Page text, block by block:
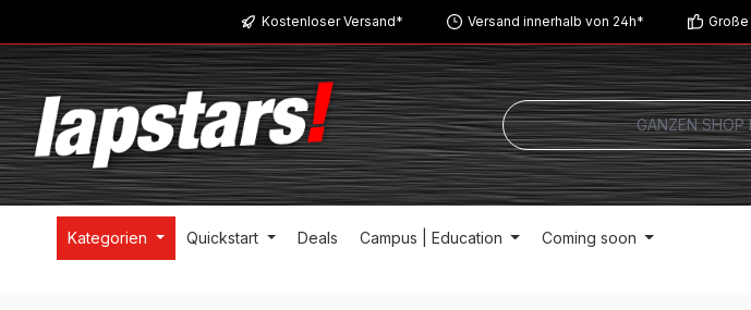
Zur Hauptnavigation springenKostenloser Versand* Versand innerhalb von 24h*
Kategorien Quickstart Deals Campus | Education Coming soon